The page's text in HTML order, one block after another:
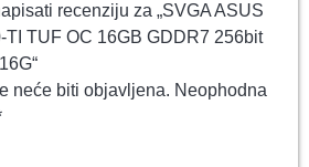
recenziju za „SVGA ASUS
TI TUF OC 16GB GDDR7 256bit
neće biti objavljena. Neophodna